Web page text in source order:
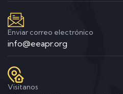
Enviar correo electrónico
info@eeapr.org
Visitanos